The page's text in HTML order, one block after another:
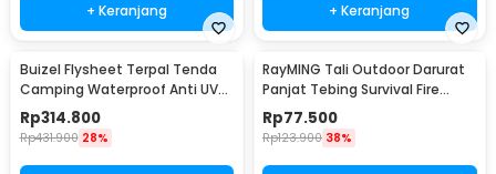
+ Keranjang + Keranjang
Buizel Flysheet Terpal Tenda
Camping Waterproof Anti UV
5x3M - SF-015
Rp314.800
Rp431.900 28%
RayMING Tali Outdoor Darurat
Panjat Tebing Survival Fire
Rope 20M - RM-20
Rp77.500
Rp123.900 38%